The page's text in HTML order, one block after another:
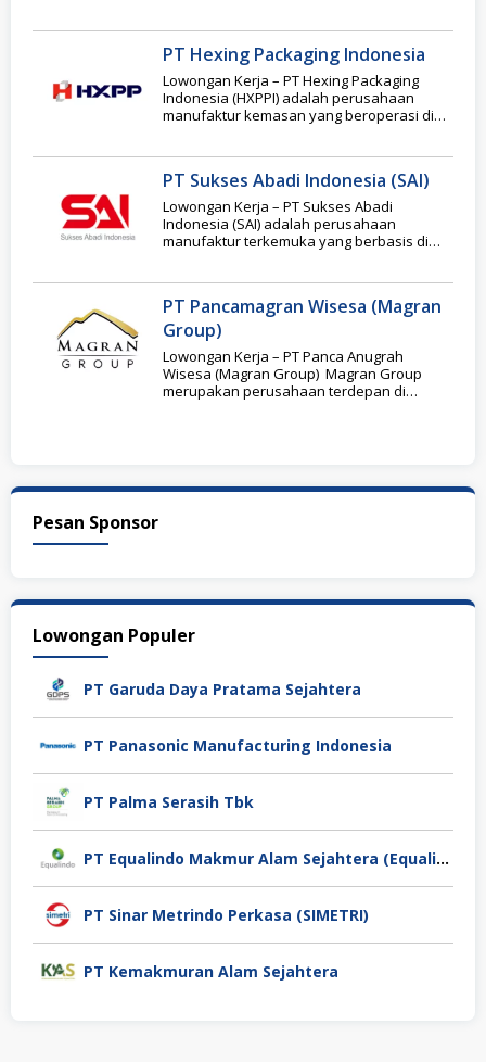
PT Hexing Packaging Indonesia
Lowongan Kerja – PT Hexing Packaging
Indonesia (HXPPI) adalah perusahaan
manufaktur kemasan yang beroperasi di
PT Sukses Abadi Indonesia (SAI)
Lowongan Kerja – PT Sukses Abadi
Indonesia (SAI) adalah perusahaan
manufaktur terkemuka yang berbasis di
PT Pancamagran Wisesa (Magran
Group)
Lowongan Kerja – PT Panca Anugrah
Wisesa (Magran Group) Magran Group
merupakan perusahaan terdepan di
Pesan Sponsor
Lowongan Populer
PT Garuda Daya Pratama Sejahtera
PT Panasonic Manufacturing Indonesia
PT Palma Serasih Tbk
PT Equalindo Makmur Alam Sejahtera (Equalindo Group)
PT Sinar Metrindo Perkasa (SIMETRI)
PT Kemakmuran Alam Sejahtera